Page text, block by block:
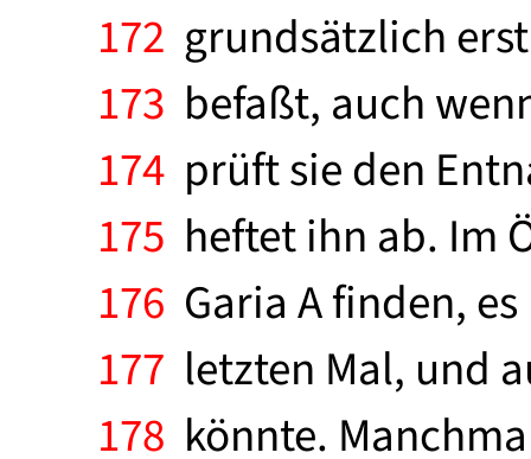
172 grundsätzlich
173 befaßt, auch
174 prüft sie den
175 heftet ihn ab. Im
176 Garia A finden,
177 letzten Mal, und
178 könnte.